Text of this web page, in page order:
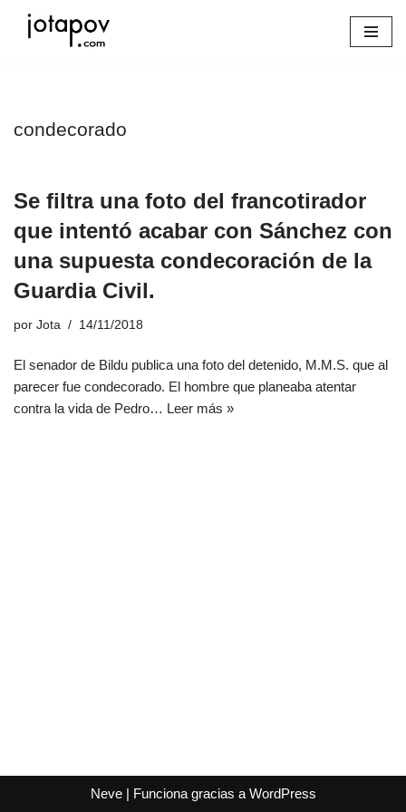
condecorado
Se filtra una foto del francotirador
que intentó acabar con Sánchez con
una supuesta condecoración de la
Guardia Civil.
por Jota 14/11/2018
El senador de Bildu publica una foto del detenido, M.M.S. que al
parecer fue condecorado. El hombre que planeaba atentar
contra la vida de Pedro… Leer más »
Neve| Funciona gracias a WordPress